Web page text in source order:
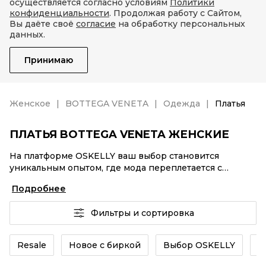
осуществляется согласно условиям Политики
конфиденциальности. Продолжая работу с Сайтом,
Вы даёте своё согласие на обработку персональных
данных.
Принимаю
Женское BOTTEGA VENETA Одежда Платья
ПЛАТЬЯ BOTTEGA VENETA ЖЕНСКИЕ
На платформе OSKELLY ваш выбор становится
уникальным опытом, где мода переплетается с
аутентификация каждого заказа – Платья BOTTEGA
VENETA женские от селлеров OSKELLY с быстрой
доставкой по России. Ваш стиль не ждет, и мы тоже!
Винтажные изделия или Платья BOTTEGA VENETA
женские из новых коллекций – заказывайте на сайте
или в приложении OSKELLY с целой экосистемой
Подробнее
Фильтры и сортировка
Resale Новое с биркой Выбор OSKELLY